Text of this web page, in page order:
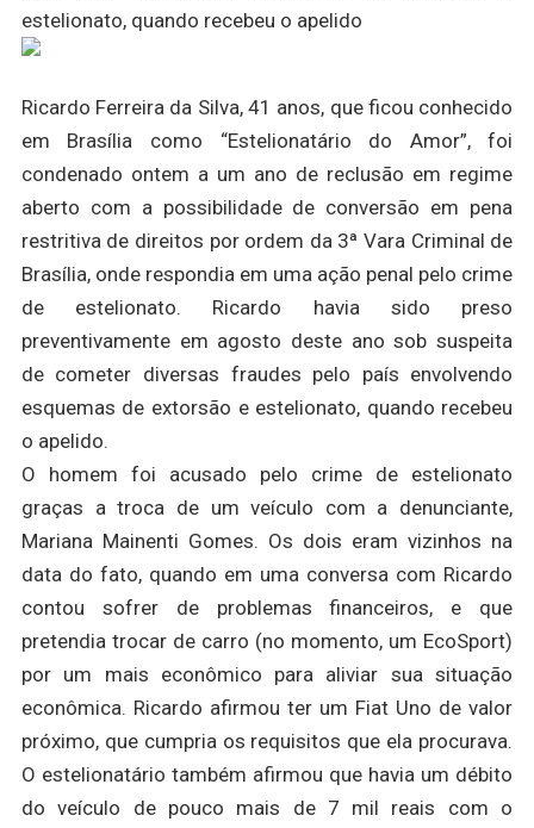
estelionato, quando recebeu o apelido
Ricardo Ferreira da Silva, 41 anos, que ficou conhecido
em Brasília como “Estelionatário do Amor”, foi
condenado ontem a um ano de reclusão em regime
aberto com a possibilidade de conversão em pena
restritiva de direitos por ordem da 3ª Vara Criminal de
Brasília, onde respondia em uma ação penal pelo crime
de estelionato. Ricardo havia sido preso
preventivamente em agosto deste ano sob suspeita
de cometer diversas fraudes pelo país envolvendo
esquemas de extorsão e estelionato, quando recebeu
o apelido.
O homem foi acusado pelo crime de estelionato
graças a troca de um veículo com a denunciante,
Mariana Mainenti Gomes. Os dois eram vizinhos na
data do fato, quando em uma conversa com Ricardo
contou sofrer de problemas financeiros, e que
pretendia trocar de carro (no momento, um EcoSport)
por um mais econômico para aliviar sua situação
econômica. Ricardo afirmou ter um Fiat Uno de valor
próximo, que cumpria os requisitos que ela procurava.
O estelionatário também afirmou que havia um débito
do veículo de pouco mais de 7 mil reais com o